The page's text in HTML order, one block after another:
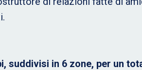
suddivisi in 6 zone, per un